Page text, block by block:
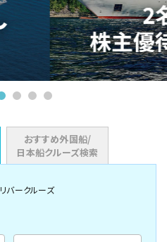
おすすめ外国船/
日本船クルーズ検索
リバークルーズ